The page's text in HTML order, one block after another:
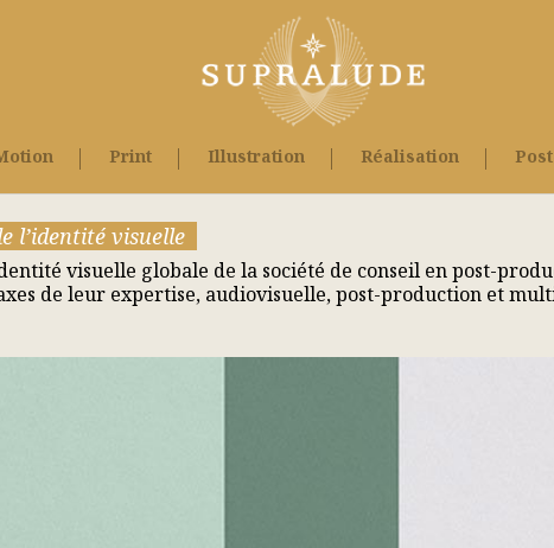
Print Illustration Réalisation
l’identité visuelle
visuelle globale de la société de conseil en post-
de leur expertise, audiovisuelle, post-production et